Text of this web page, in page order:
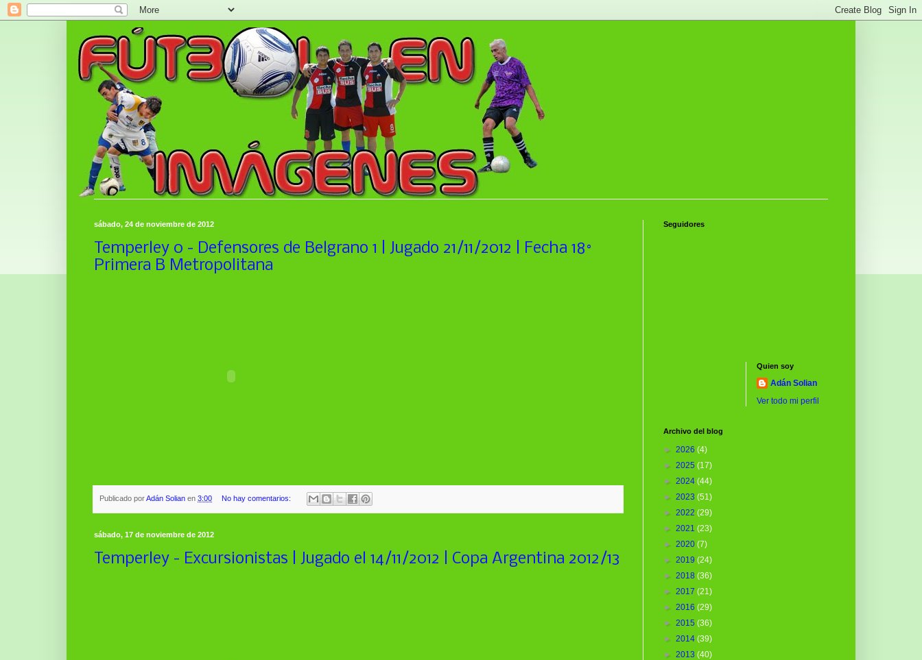
sábado, 24 de noviembre de 2012
Temperley 0 - Defensores de Belgrano 1 | Jugado 21/11/2012 | Fecha 18°
Primera B Metropolitana
Publicado porAdán Solian en 3:00 No hay comentarios:
sábado, 17 de noviembre de 2012
Temperley - Excursionistas | Jugado el 14/11/2012 | Copa Argentina 2012/13
Seguidores
Quien soy
Adán Solian
Ver todo mi perfil
Archivo del blog
► 2026 (4)
► 2025 (17)
► 2024 (44)
► 2023 (51)
► 2022 (29)
► 2021 (23)
► 2020 (7)
► 2019 (24)
► 2018 (36)
► 2017 (21)
► 2016 (29)
► 2015 (36)
► 2014 (39)
► 2013 (40)